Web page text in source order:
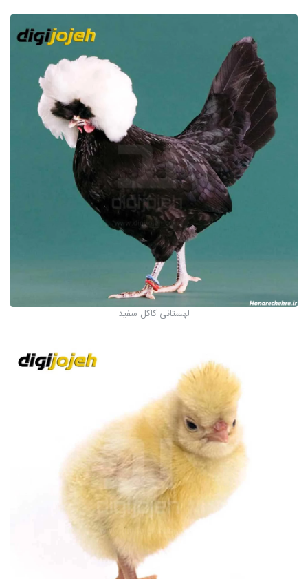
لهستانی کاکل سفید